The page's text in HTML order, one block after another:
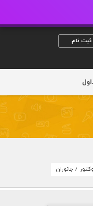
ثبت نام
وکتور / جانوران